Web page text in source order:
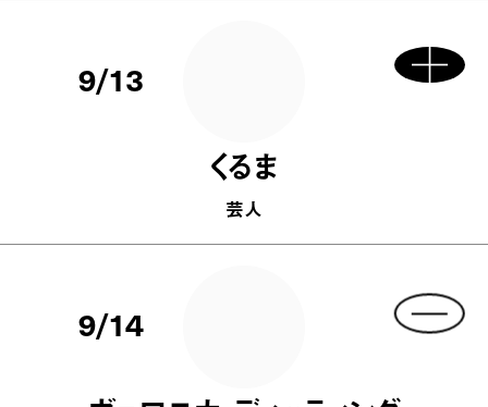
9/13
くるま
芸人
9/14